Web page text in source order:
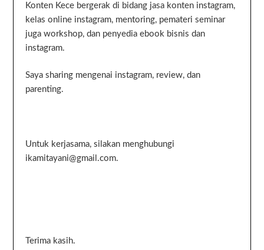
Konten Kece bergerak di bidang jasa konten instagram,
kelas online instagram, mentoring, pemateri seminar
juga workshop, dan penyedia ebook bisnis dan
instagram.
Saya sharing mengenai instagram, review, dan
parenting.
Untuk kerjasama, silakan menghubungi
ikamitayani@gmail.com.
Terima kasih.